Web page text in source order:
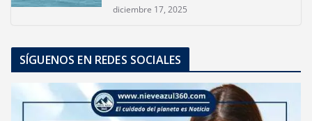
diciembre 17, 2025
SÍGUENOS EN REDES SOCIALES